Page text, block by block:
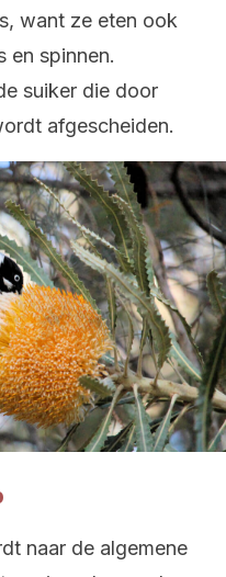
want ze eten ook
en spinnen.
suiker die door
afgescheiden.
naar de algemene